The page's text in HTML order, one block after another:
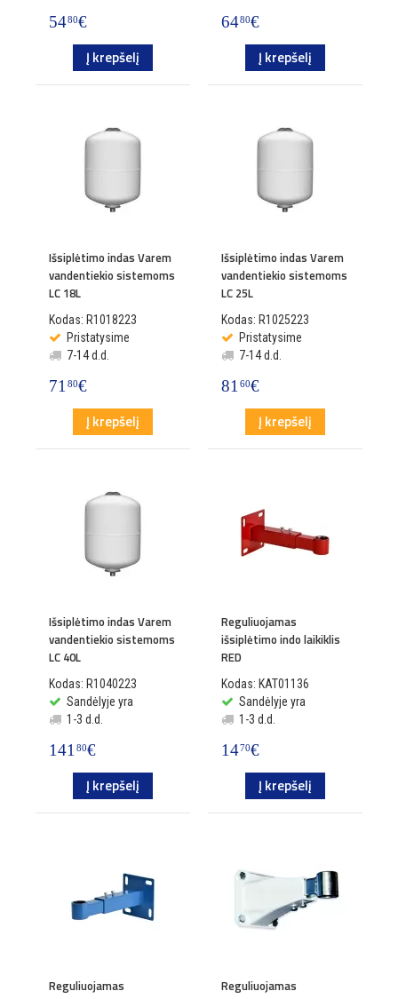
5480€
Į krepšelį
6480€
Į krepšelį
Išsiplėtimo indas Varem
vandentiekio sistemoms
LC 18L
Kodas: R1018223
Pristatysime
7-14 d.d.
7180€
Į krepšelį
Išsiplėtimo indas Varem
vandentiekio sistemoms
LC 25L
Kodas: R1025223
Pristatysime
7-14 d.d.
8160€
Į krepšelį
Išsiplėtimo indas Varem
vandentiekio sistemoms
LC 40L
Kodas: R1040223
Sandėlyje yra
1-3 d.d.
14180€
Į krepšelį
Reguliuojamas
išsiplėtimo indo laikiklis
RED
Kodas: KAT01136
Sandėlyje yra
1-3 d.d.
1470€
Į krepšelį
Reguliuojamas
Reguliuojamas